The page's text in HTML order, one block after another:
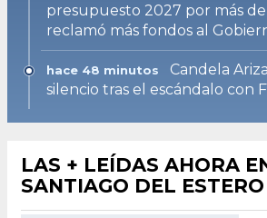
presupuesto 2027 por más
reclamó más fondos al
hace 48 minutos
Candela
silencio tras el escándalo con
LAS + LEÍDAS AHORA
SANTIAGO DEL ESTERO